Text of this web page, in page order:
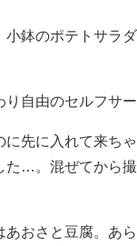
小鉢のポテトサラ
自由のセルフサー
に先に入れて来ち
た…。混ぜてから
おさと豆腐。あ